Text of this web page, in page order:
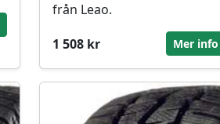
från Leao.
1 508 kr
Mer info